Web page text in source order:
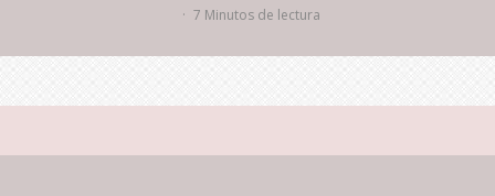
· 7 Minutos de lectura